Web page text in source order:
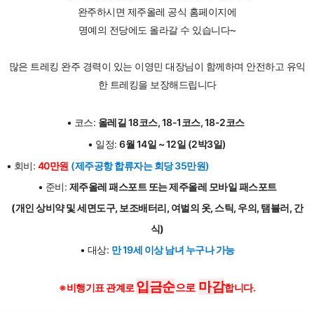
완주하시면 제주올레 공식 홈페이지에
명예의 전당에도 올라갈 수 있습니다~
많은 트레킹 완주 경력이 있는 이영민 대장님이 함께하며 안전하고 유익
한 트레킹을 보장해드립니다
• 코스: 올레길 18코스, 18-1코스, 18-2코스
• 일정:6월 14일 ~ 12일 (2박3일)
• 회비: 40만원 (제주공항 합류자는 회당 35만원)
• 준비: 제주올레 패스포트 또는 제주올레 모바일 패스포트
(개인 상비약 및 세면도구, 보조배터리, 여벌의 옷, 스틱, 우의, 탬블러, 간
식)
• 대상: 만 19세 이상 남녀 누구나 가능
※비행기표 관계로 입금순으로 마감합니다.